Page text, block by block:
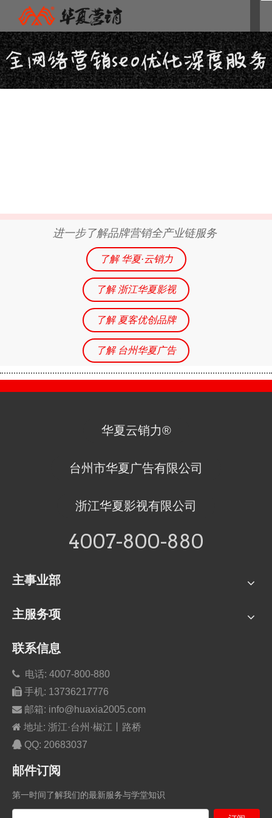
进一步了解品牌营销全产业链服务
了解 华夏·云销力
了解 浙江华夏影视
了解 夏客优创品牌
了解 台州华夏广告
华夏云销力®
台州市华夏广告有限公司
浙江华夏影视有限公司
4007-800-880
主事业部
主服务项
联系信息
 电话: 4007-800-880
 手机: 13736217776
 邮箱: info@huaxia2005.com
 地址: 浙江·台州·椒江丨路桥
 QQ: 20683037
邮件订阅
第一时间了解我们的最新服务与学堂知识